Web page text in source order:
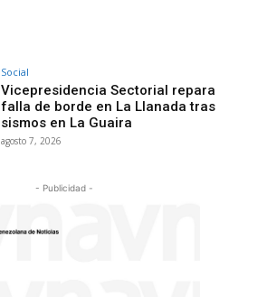
Social
Vicepresidencia Sectorial repara
falla de borde en La Llanada tras
sismos en La Guaira
agosto 7, 2026
- Publicidad -